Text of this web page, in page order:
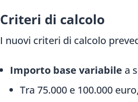
Criteri di calcolo
I nuovi criteri di calcolo
Importo base variabile a
Tra 75.000 e 100.000